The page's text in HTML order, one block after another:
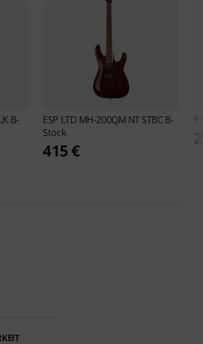
B-
ESP LTD MH-200QM NT STBC B-
Stock
415 €